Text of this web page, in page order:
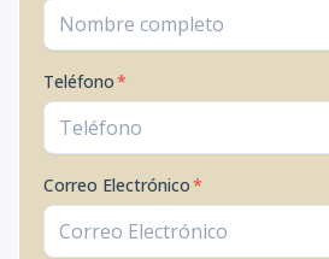
Teléfono*
Correo Electrónico*